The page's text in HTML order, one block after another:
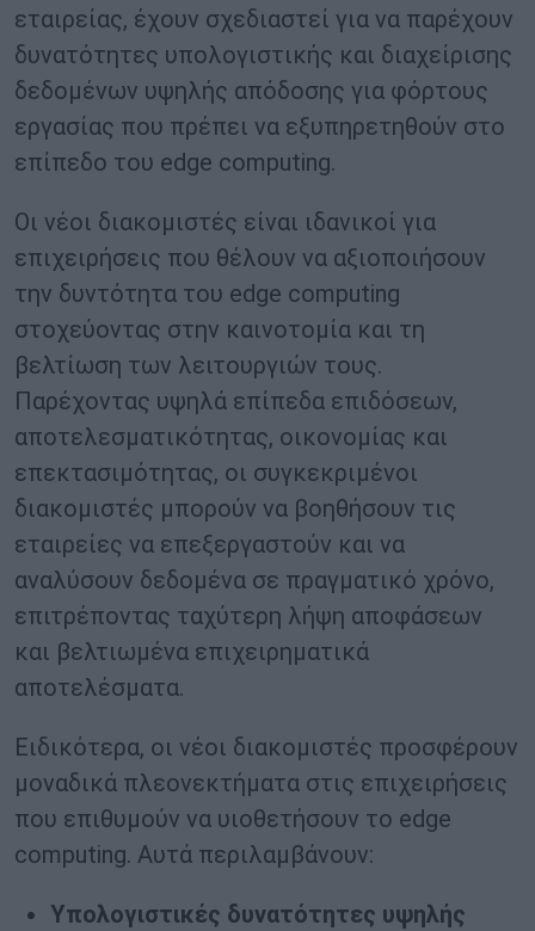
εταιρείας, έχουν σχεδιαστεί για να παρέχουν
δυνατότητες υπολογιστικής και διαχείρισης
δεδομένων υψηλής απόδοσης για φόρτους
εργασίας που πρέπει να εξυπηρετηθούν στο
επίπεδο του edge computing.
Oι νέοι διακομιστές είναι ιδανικοί για
επιχειρήσεις που θέλουν να αξιοποιήσουν
την δυντότητα του edge computing
στοχεύοντας στην καινοτομία και τη
βελτίωση των λειτουργιών τους.
Παρέχοντας υψηλά επίπεδα επιδόσεων,
αποτελεσματικότητας, οικονομίας και
επεκτασιμότητας, οι συγκεκριμένοι
διακομιστές μπορούν να βοηθήσουν τις
εταιρείες να επεξεργαστούν και να
αναλύσουν δεδομένα σε πραγματικό χρόνο,
επιτρέποντας ταχύτερη λήψη αποφάσεων
και βελτιωμένα επιχειρηματικά
αποτελέσματα.
Ειδικότερα, οι νέοι διακομιστές προσφέρουν
μοναδικά πλεονεκτήματα στις επιχειρήσεις
που επιθυμούν να υιοθετήσουν το edge
computing. Αυτά περιλαμβάνουν:
Υπολογιστικές δυνατότητες υψηλής